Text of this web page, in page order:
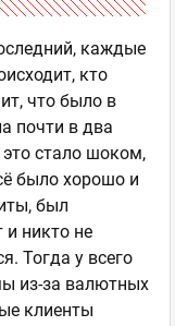
каждые
кто
что было в
почти в два
стало шоком,
было хорошо и
был
и никто не
Тогда у всего
из-за валютных
клиенты